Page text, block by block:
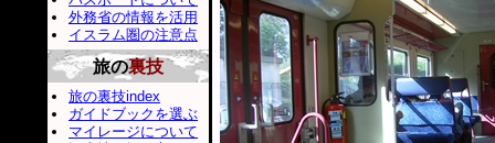
外務省の情報を活用
イスラム圏の注意点
旅の裏技
旅の裏技index
ガイドブックを選ぶ
マイレージについて